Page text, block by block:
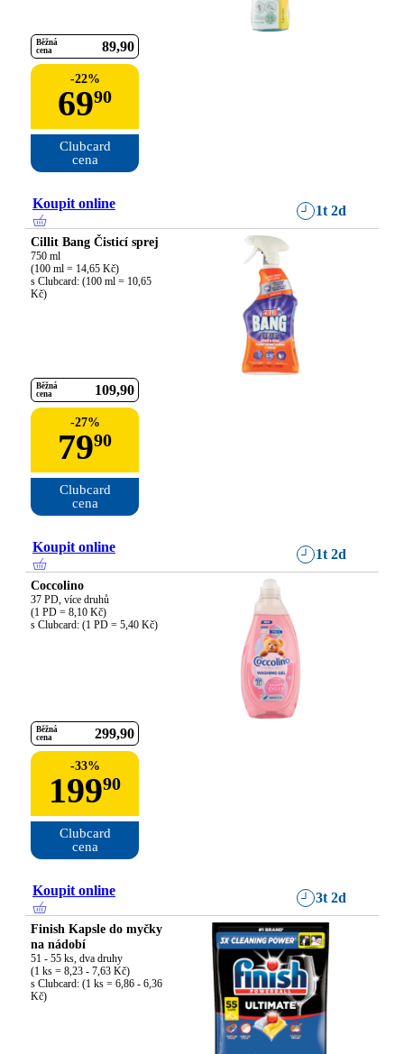
Běžná
cena
89 90
-22%
6990
Clubcard
cena
Koupit online 1t 2d
Cillit Bang Čisticí sprej
750 ml
(100 ml = 14,65 Kč)
s Clubcard: (100 ml = 10,65
Kč)
Běžná
cena
109 90
-27%
7990
Clubcard
cena
Koupit online 1t 2d
Coccolino
37 PD, více druhů
(1 PD = 8,10 Kč)
s Clubcard: (1 PD = 5,40 Kč)
Běžná
cena
299 90
-33%
19990
Clubcard
cena
Koupit online 3t 2d
Finish Kapsle do myčky
na nádobí
51 - 55 ks, dva druhy
(1 ks = 8,23 - 7,63 Kč)
s Clubcard: (1 ks = 6,86 - 6,36
Kč)